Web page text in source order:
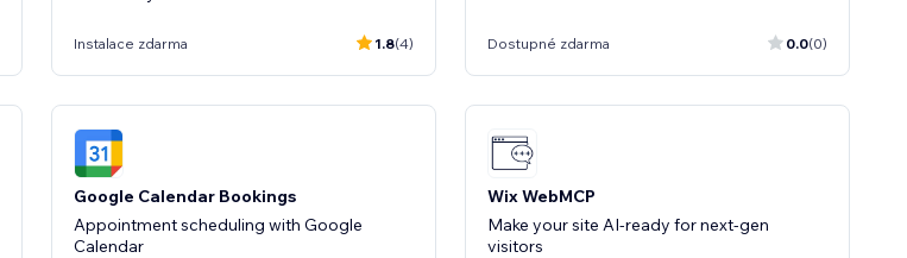
Instalace zdarma 1.8(4) Dostupné zdarma 0.0(0)
Google Calendar Bookings
Appointment scheduling with Google
Calendar
Wix WebMCP
Make your site AI-ready for next-gen
visitors